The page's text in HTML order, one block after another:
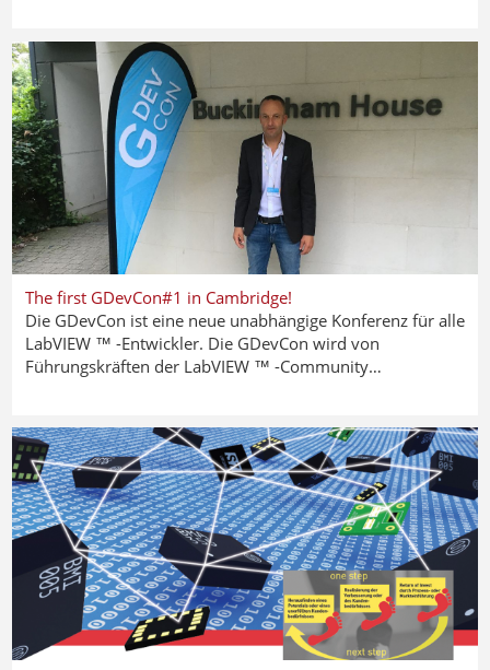
The first GDevCon#1 in Cambridge!
Die GDevCon ist eine neue unabhängige Konferenz für alle
LabVIEW ™ -Entwickler. Die GDevCon wird von
Führungskräften der LabVIEW ™ -Community…